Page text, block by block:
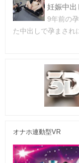
妊娠中出
9年前の
た中出しで孕まされ
オナホ連動型VR